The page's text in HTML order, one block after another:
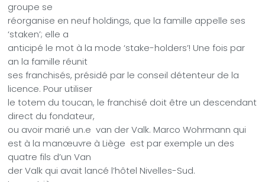
groupe se
réorganise en neuf holdings, que la famille appelle ses
‘staken’; elle a
anticipé le mot à la mode ‘stake-holders’! Une fois par
an la famille réunit
ses franchisés, présidé par le conseil détenteur de la
licence. Pour utiliser
le totem du toucan, le franchisé doit être un descendant
direct du fondateur,
ou avoir marié un.e van der Valk. Marco Wohrmann qui
est à la manœuvre à Liège est par exemple un des
quatre fils d’un Van
der Valk qui avait lancé l’hôtel Nivelles-Sud.